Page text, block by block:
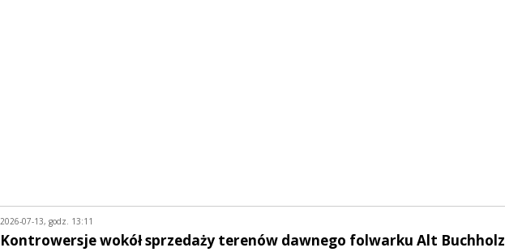
2026-07-13, godz. 13:11
Kontrowersje wokół sprzedaży terenów dawnego folwarku Alt Buchholz